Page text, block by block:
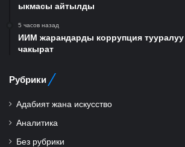
ыкмасы айтылды
5 часов назад
ИИМ жарандарды коррупция тууралуу
чакырат
Рубрики
Адабият жана искусство
Аналитика
Без рубрики